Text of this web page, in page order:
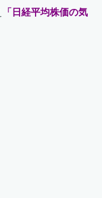
「日経平均株価の気